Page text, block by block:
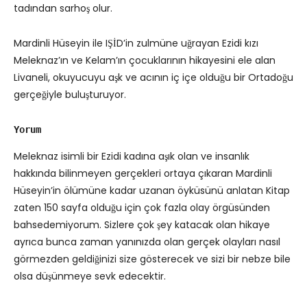
tadından sarhoş olur.
Mardinli Hüseyin ile IŞİD’in zulmüne uğrayan Ezidi kızı
Meleknaz’ın ve Kelam’ın çocuklarının hikayesini ele alan
Livaneli, okuyucuyu aşk ve acının iç içe olduğu bir Ortadoğu
gerçeğiyle buluşturuyor.
Yorum
Meleknaz isimli bir Ezidi kadına aşık olan ve insanlık
hakkında bilinmeyen gerçekleri ortaya çıkaran Mardinli
Hüseyin’in ölümüne kadar uzanan öyküsünü anlatan Kitap
zaten 150 sayfa olduğu için çok fazla olay örgüsünden
bahsedemiyorum. Sizlere çok şey katacak olan hikaye
ayrıca bunca zaman yanınızda olan gerçek olayları nasıl
görmezden geldiğinizi size gösterecek ve sizi bir nebze bile
olsa düşünmeye sevk edecektir.